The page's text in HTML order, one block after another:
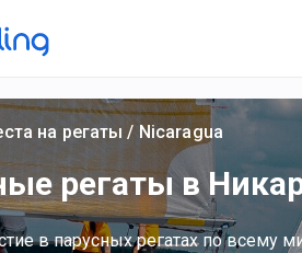
на регаты /Nicaragua
регаты в
в парусных регатах по всему